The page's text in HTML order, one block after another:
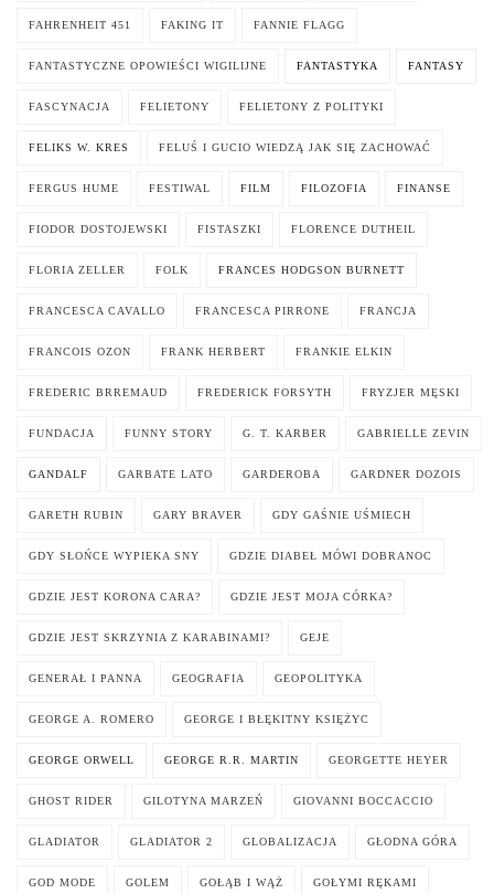
FAHRENHEIT 451 FAKING IT FANNIE FLAGG
FANTASTYCZNE OPOWIEŚCI WIGILIJNE FANTASTYKA FANTASY
FASCYNACJA FELIETONY FELIETONY Z POLITYKI
FELIKS W. KRES FELUŚ I GUCIO WIEDZĄ JAK SIĘ ZACHOWAĆ
FERGUS HUME FESTIWAL FILM FILOZOFIA FINANSE
FIODOR DOSTOJEWSKI FISTASZKI FLORENCE DUTHEIL
FLORIA ZELLER FOLK FRANCES HODGSON BURNETT
FRANCESCA CAVALLO FRANCESCA PIRRONE FRANCJA
FRANCOIS OZON FRANK HERBERT FRANKIE ELKIN
FREDERIC BRREMAUD FREDERICK FORSYTH FRYZJER MĘSKI
FUNDACJA FUNNY STORY G. T. KARBER GABRIELLE ZEVIN
GANDALF GARBATE LATO GARDEROBA GARDNER DOZOIS
GARETH RUBIN GARY BRAVER GDY GAŚNIE UŚMIECH
GDY SŁOŃCE WYPIEKA SNY GDZIE DIABEŁ MÓWI DOBRANOC
GDZIE JEST KORONA CARA? GDZIE JEST MOJA CÓRKA?
GDZIE JEST SKRZYNIA Z KARABINAMI? GEJE
GENERAŁ I PANNA GEOGRAFIA GEOPOLITYKA
GEORGE A. ROMERO GEORGE I BŁĘKITNY KSIĘŻYC
GEORGE ORWELL GEORGE R.R. MARTIN GEORGETTE HEYER
GHOST RIDER GILOTYNA MARZEŃ GIOVANNI BOCCACCIO
GLADIATOR GLADIATOR 2 GLOBALIZACJA GŁODNA GÓRA
GOD MODE GOLEM GOŁĄB I WĄŻ GOŁYMI RĘKAMI